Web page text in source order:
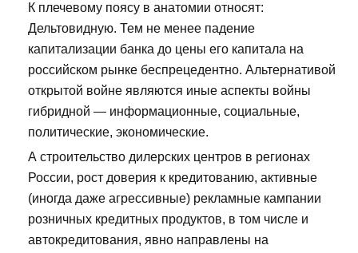
К плечевому поясу в анатомии относят:
Дельтовидную. Тем не менее падение
капитализации банка до цены его капитала на
российском рынке беспрецедентно. Альтернативой
открытой войне являются иные аспекты войны
гибридной — информационные, социальные,
политические, экономические.
А строительство дилерских центров в регионах
России, рост доверия к кредитованию, активные
(иногда даже агрессивные) рекламные кампании
розничных кредитных продуктов, в том числе и
автокредитования, явно направлены на